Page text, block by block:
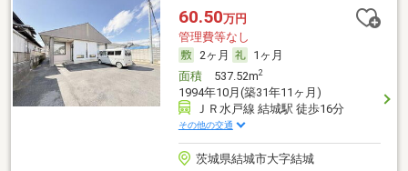
60.50万円
管理費等なし
2ヶ月
1ヶ月
面積537.52m2
1994年10月(築31年11ヶ月)
ＪＲ水戸線 結城駅 徒歩16分
その他の交通
茨城県結城市大字結城